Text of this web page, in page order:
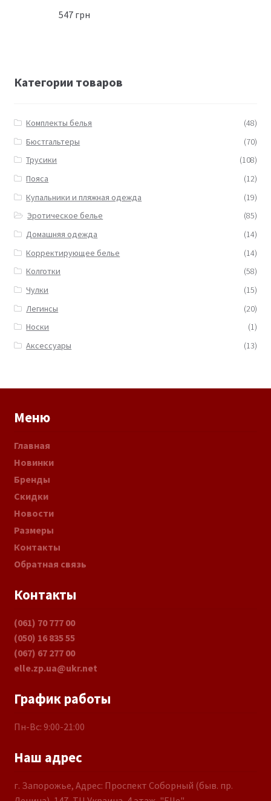
547 грн
Категории товаров
Комплекты белья
(48)
Бюстгальтеры
(70)
Трусики
(108)
Пояса
(12)
Купальники и пляжная одежда
(19)
Эротическое белье
(85)
Домашняя одежда
(14)
Корректирующее белье
(14)
Колготки
(58)
Чулки
(15)
Легинсы
(20)
Носки
(1)
Аксессуары
(13)
Меню
Главная
Новинки
Бренды
Скидки
Новости
Размеры
Контакты
Обратная связь
Контакты
(061) 70 777 00
(050) 16 835 55
(067) 67 277 00
elle.zp.ua@ukr.net
График работы
Пн-Вс: 9:00-21:00
Наш адрес
г. Запорожье, Адрес: Проспект Соборный (быв. пр.